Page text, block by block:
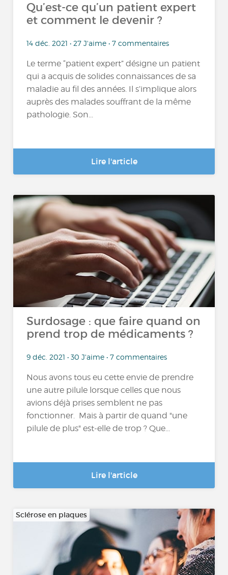
Qu’est-ce qu’un patient expert
et comment le devenir ?
14 déc. 2021 • 27 J'aime • 7 commentaires
Le terme “patient expert” désigne un patient
qui a acquis de solides connaissances de sa
maladie au fil des années. Il s’implique alors
auprès des malades souffrant de la même
pathologie. Son...
Lire l'article
Surdosage : que faire quand on
prend trop de médicaments ?
9 déc. 2021 • 30 J'aime • 7 commentaires
Nous avons tous eu cette envie de prendre
une autre pilule lorsque celles que nous
avions déjà prises semblent ne pas
fonctionner. Mais à partir de quand "une
pilule de plus" est-elle de trop ? Que...
Lire l'article
Sclérose en plaques